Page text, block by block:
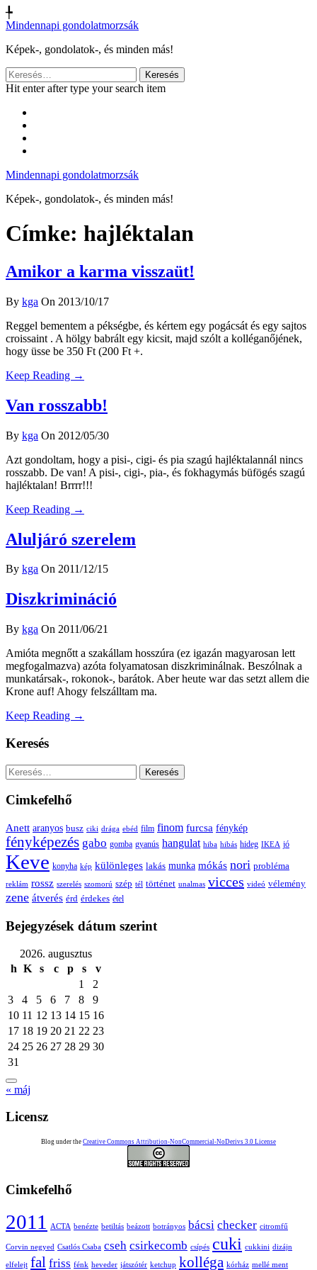
╄
Mindennapi gondolatmorzsák
Képek-, gondolatok-, és minden más!
Keresés:
Hit enter after type your search item
Mindennapi gondolatmorzsák
Képek-, gondolatok-, és minden más!
Címke: hajléktalan
Amikor a karma visszaüt!
By kga On 2013/10/17
Reggel bementem a pékségbe, és kértem egy pogácsát és egy sajtos
croissaint . A hölgy babrált egy kicsit, majd szólt a kolléganőjének,
hogy üsse be 350 Ft (200 Ft +.
Keep Reading →
Van rosszabb!
By kga On 2012/05/30
Azt gondoltam, hogy a pisi-, cigi- és pia szagú hajléktalannál nincs
rosszabb. De van! A pisi-, cigi-, pia-, és fokhagymás büfögés szagú
hajléktalan! Brrrr!!!
Keep Reading →
Aluljáró szerelem
By kga On 2011/12/15
Diszkrimináció
By kga On 2011/06/21
Amióta megnőtt a szakállam hosszúra (ez igazán magyarosan lett
megfogalmazva) azóta folyamatosan diszkriminálnak. Beszólnak a
munkatársak-, rokonok-, barátok. Aber heute war das setzt allem die
Krone auf! Ahogy felszálltam ma.
Keep Reading →
Keresés
Keresés:
Cimkefelhő
Anett aranyos busz ciki drága ebéd film finom furcsa fénykép
fényképezés gabo gomba gyanús hangulat hiba hibás hideg IKEA jó
Keve konyha kép különleges lakás munka mókás nori probléma
reklám rossz szerelés szomorú szép tél történet unalmas vicces videó vélemény
zene átverés érd érdekes étel
Bejegyzések dátum szerint
2026. augusztus
h K s c p s
v
1
2
3
4 5 6 7 8
9
10 11 12 13 14 15 16
17 18 19 20 21 22 23
24 25 26 27 28 29 30
31
« máj
Licensz
Blog under the Creative Commons Attribution-NonCommercial-NoDerivs 3.0 License
Cimkefelhő
2011 ACTA benézte betiltás beázott botrányos bácsi checker citromfű
Corvin negyed Csatlós Csaba cseh csirkecomb csípés cuki cukkini dizájn
elfelejt fal friss fénk heveder játszótér ketchup kolléga kórház mellé ment